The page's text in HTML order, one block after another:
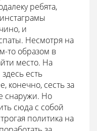
ребята,
и
Несмотря на
то образом в
место. На
есть
конечно, сесть за
снаружи. Но
сюда с собой
политика на